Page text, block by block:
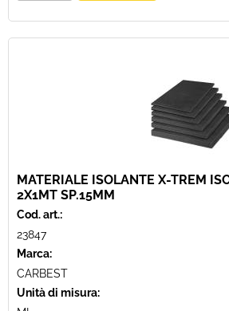
MATERIALE ISOLANTE X-TREM
2X1MT SP.15MM
Cod. art.:
23847
Marca:
CARBEST
Unità di misura: